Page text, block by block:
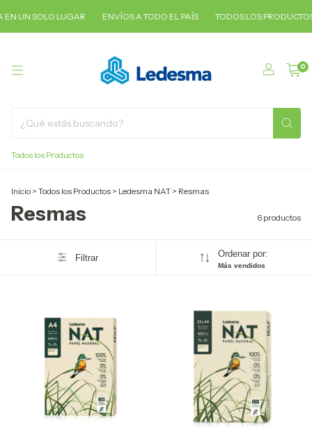
UN SOLO LUGAR ENVÍOS A TODO EL PAÍS TODOS LOS
0
Todos los Productos
Inicio > Todos los Productos > Ledesma NAT > Resmas
Resmas 6 productos
Filtrar Ordenar por:
Más vendidos